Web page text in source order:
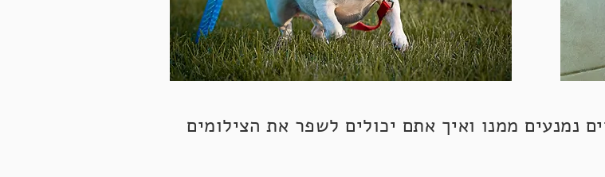
נמנעים ממנו ואיך אתם יכולים לשפר את הצילומים